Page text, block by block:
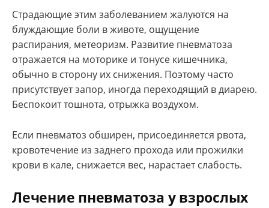
Страдающие этим заболеванием жалуются на
блуждающие боли в животе, ощущение
распирания, метеоризм. Развитие пневматоза
отражается на моторике и тонусе кишечника,
обычно в сторону их снижения. Поэтому часто
присутствует запор, иногда переходящий в диарею.
Беспокоит тошнота, отрыжка воздухом.
Если пневматоз обширен, присоединяется рвота,
кровотечение из заднего прохода или прожилки
крови в кале, снижается вес, нарастает слабость.
Лечение пневматоза у взрослых